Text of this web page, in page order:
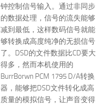
钟控制信号输入。通过非同步
的数据处理，信号的流失能够
减到最低，这样数码信号就能
够转换成高度纯净的无损信号
了。DSD的文件数据比CD要大
得多，然而本机使用的
BurrBorwn PCM 1795 D/A转换
器，能够把DSD文件转化成高
质量的模拟信号，让声音变得